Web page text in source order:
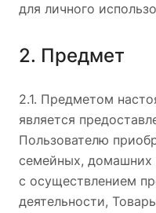
для личного
2. Предмет
2.1. Предметом
является
Пользователю
семейных, домашних
с осуществлением
деятельности,